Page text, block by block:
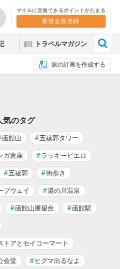
マイルに交換できるポイントがたまる
新規会員登録
トラベルマガジン
旅の計画を作成する
気のタグ
函館山 #五稜郭タワー
ガ倉庫 # ラッキーピエロ
#五稜郭 #街歩き
プウェイ #湯の川温泉
#函館山展望台 #函館駅
トアとセイコーマート
会堂 # ヒグマ出るなよ